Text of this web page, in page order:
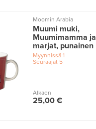
Moomin Arabia
Muumi muki,
Muumimamma ja
marjat, punainen
Myynnissä1
Seuraajat5
Alkaen
25,00 €